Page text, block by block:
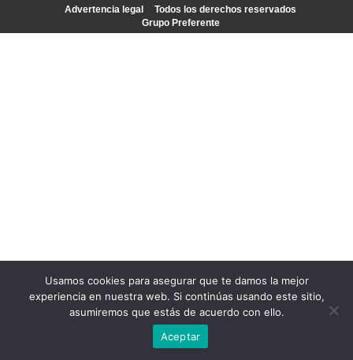
Usamos cookies para asegurar que te damos la mejor
experiencia en nuestra web. Si continúas usando este sitio,
asumiremos que estás de acuerdo con ello.
Aceptar
Advertencia legal
Todos los derechos reservados
Grupo Preferente